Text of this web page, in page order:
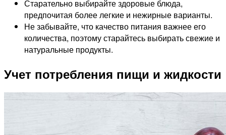
Старательно выбирайте здоровые блюда,
предпочитая более легкие и нежирные варианты.
Не забывайте, что качество питания важнее его
количества, поэтому старайтесь выбирать свежие и
натуральные продукты.
Учет потребления пищи и жидкости